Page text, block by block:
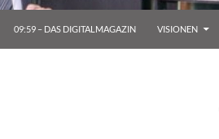
09:59 – DAS DIGITALMAGAZIN VISIONEN